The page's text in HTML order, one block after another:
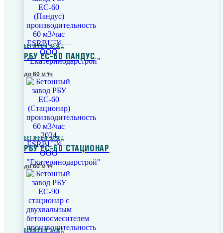
БЕТОННЫЙ ЗАВОД
РБУ ЕС-60 ПАНДУС
до 60 м³/ч
БЕТОННЫЙ ЗАВОД
РБУ ЕС-60 СТАЦИОНАР
до 60 м³/ч
БЕТОННЫЙ ЗАВОД